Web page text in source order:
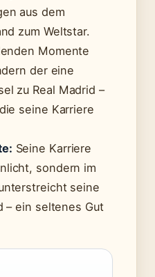
aus dem
zum Weltstar.
Momente
der eine
zu Real Madrid –
seine Karriere
Seine Karriere
sondern im
seine
– ein seltenes Gut